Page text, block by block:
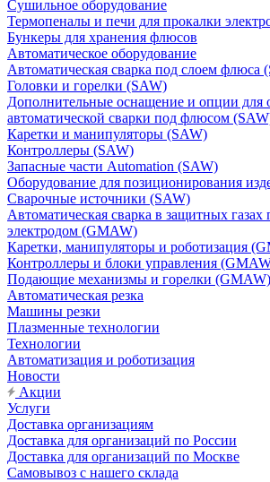
Сушильное оборудование
Термопеналы и печи для прокалки
Бункеры для хранения флюсов
Автоматическое оборудование
Автоматическая сварка под слоем флюса
Головки и горелки (SAW)
Дополнительные оснащение и опции для
автоматической сварки под флюсом
Каретки и манипуляторы (SAW)
Контроллеры (SAW)
Запасные части Automation (SAW)
Оборудование для позиционирования
Сварочные источники (SAW)
Автоматическая сварка в защитных
электродом (GMAW)
Каретки, манипуляторы и роботизация
Контроллеры и блоки управления
Подающие механизмы и горелки (GMAW)
Автоматическая резка
Машины резки
Плазменные технологии
Технологии
Автоматизация и роботизация
Новости
Акции
Услуги
Доставка организациям
Доставка для организаций по России
Доставка для организаций по Москве
Самовывоз с нашего склада